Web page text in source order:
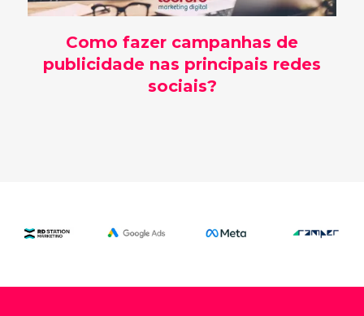
Como fazer campanhas de
publicidade nas principais redes
sociais?